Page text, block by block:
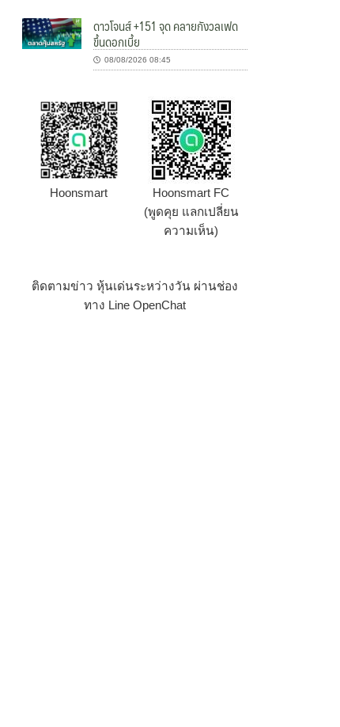
ดาวโจนส์ +151 จุด คลายกังวลเฟด
ขึ้นดอกเบี้ย
08/08/2026 08:45
Hoonsmart
Hoonsmart FC
(พูดคุย แลกเปลี่ยน
ความเห็น)
ติดตามข่าว หุ้นเด่นระหว่างวัน ผ่านช่อง
ทาง Line OpenChat